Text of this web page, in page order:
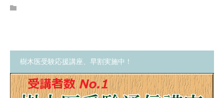
樹木医受験応援講座、早割実施中！